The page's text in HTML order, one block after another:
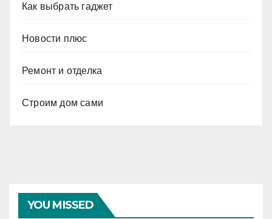
Как выбрать гаджет
Новости плюс
Ремонт и отделка
Строим дом сами
YOU MISSED